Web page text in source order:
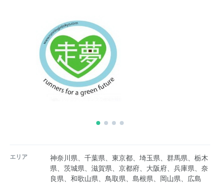
エリア
神奈川県、千葉県、東京都、埼玉県、群馬県、栃木
県、茨城県、滋賀県、京都府、大阪府、兵庫県、奈
良県、和歌山県、鳥取県、島根県、岡山県、広島